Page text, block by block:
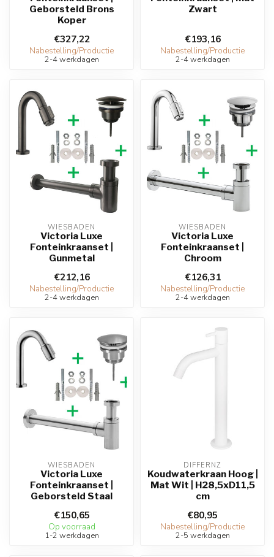
Geborsteld Brons
Koper
€327,22
Nabestelling/Productie
2-4 werkdagen
Zwart
€193,16
Nabestelling/Productie
2-4 werkdagen
WIESBADEN
Victoria Luxe
Fonteinkraanset |
Gunmetal
€212,16
Nabestelling/Productie
2-4 werkdagen
WIESBADEN
Victoria Luxe
Fonteinkraanset |
Chroom
€126,31
Nabestelling/Productie
2-4 werkdagen
WIESBADEN
Victoria Luxe
Fonteinkraanset |
Geborsteld Staal
€150,65
Op voorraad
1-2 werkdagen
DIFFERNZ
Koudwaterkraan Hoog |
Mat Wit | H28,5xD11,5
cm
€80,95
Nabestelling/Productie
2-5 werkdagen